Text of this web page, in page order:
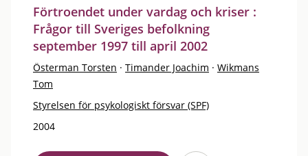
Förtroendet under vardag och kriser :
Frågor till Sveriges befolkning
september 1997 till april 2002
Österman Torsten · Timander Joachim · Wikmans
Tom
Styrelsen för psykologiskt försvar (SPF)
2004